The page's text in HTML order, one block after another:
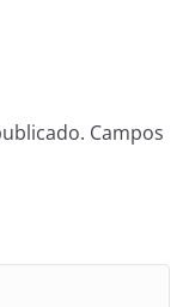
Campos